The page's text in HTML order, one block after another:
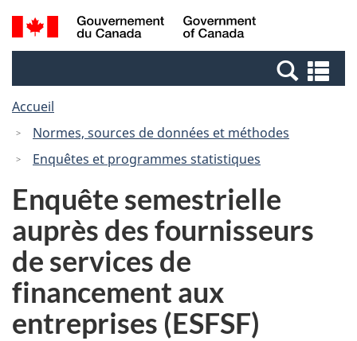
Passer
au
Passer
à
Canada
Recherche
et
et
Accueil
Normes, sources de données et méthodes
Enquêtes et programmes statistiques
Enquête semestrielle
auprès des fournisseurs
de services de
financement aux
entreprises (ESFSF)